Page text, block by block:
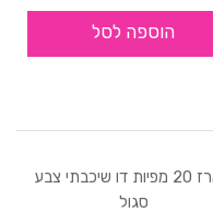
הוספה לסל
מארז 20 מפיות דו שיכבתי צבע
סגול